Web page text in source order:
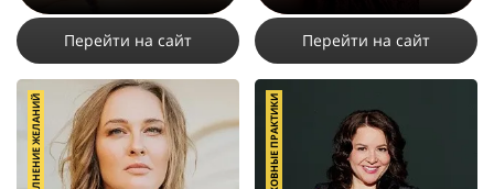
Перейти на сайт Перейти на сайт
ИСПОЛНЕНИЕ ЖЕЛАНИЙ ДУХОВНЫЕ ПРАКТИКИ